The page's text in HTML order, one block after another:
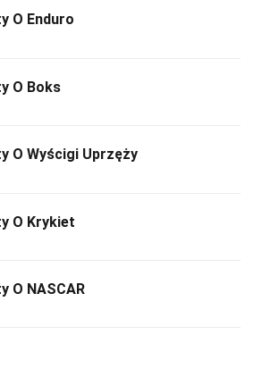
O Enduro
O Boks
O Wyścigi Uprzęży
O Krykiet
O NASCAR